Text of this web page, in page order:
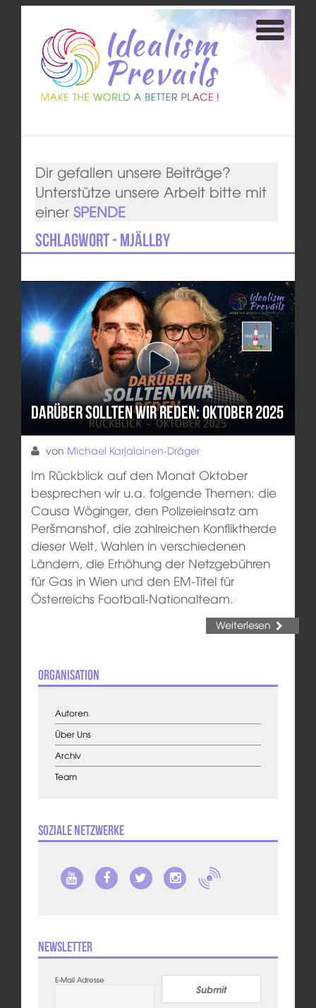
Dir gefallen unsere Beiträge?
Unterstütze unsere Arbeit bitte mit
einer SPENDE
Schlagwort - Mjällby
Darüber sollten wir reden: Oktober 2025
von Michael Karjalainen-Dräger
Im Rückblick auf den Monat Oktober
besprechen wir u.a. folgende Themen: die
Causa Wöginger, den Polizeieinsatz am
Peršmanshof, die zahlreichen Konfliktherde
dieser Welt, Wahlen in verschiedenen
Ländern, die Erhöhung der Netzgebühren
für Gas in Wien und den EM-Titel für
Österreichs Football-Nationalteam.
Weiterlesen
Organisation
Autoren
Über Uns
Archiv
Team
Soziale Netzwerke
Newsletter
E-Mail Adresse
Submit